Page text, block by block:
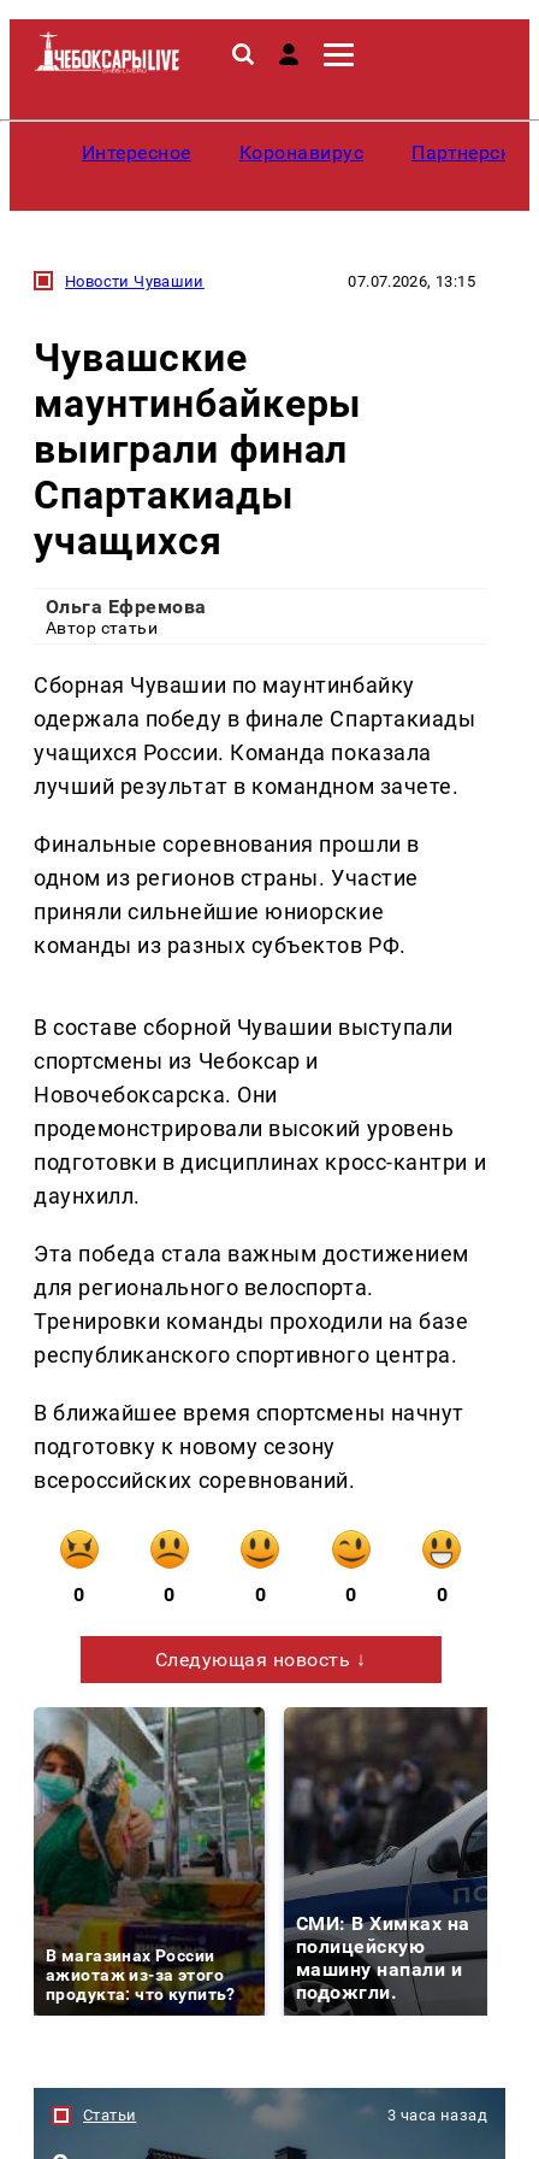
Интересное Коронавирус
Новости Чувашии 07.07.2026, 13:15
Чувашские
маунтинбайкеры
выиграли финал
Спартакиады
учащихся
Ольга Ефремова
Автор статьи
Сборная Чувашии по маунтинбайку
одержала победу в финале Спартакиады
учащихся России. Команда показала
лучший результат в командном зачете.
Финальные соревнования прошли в
одном из регионов страны. Участие
приняли сильнейшие юниорские
команды из разных субъектов РФ.
В составе сборной Чувашии выступали
спортсмены из Чебоксар и
Новочебоксарска. Они
продемонстрировали высокий уровень
подготовки в дисциплинах кросс-кантри и
даунхилл.
Эта победа стала важным достижением
для регионального велоспорта.
Тренировки команды проходили на базе
республиканского спортивного центра.
В ближайшее время спортсмены начнут
подготовку к новому сезону
всероссийских соревнований.
0 0 0 0 0
Следующая новость ↓
В магазинах России
ажиотаж из-за этого
продукта: что купить?
СМИ: В Химках на
полицейскую
машину напали и
подожгли.
Статьи 3 часа назад